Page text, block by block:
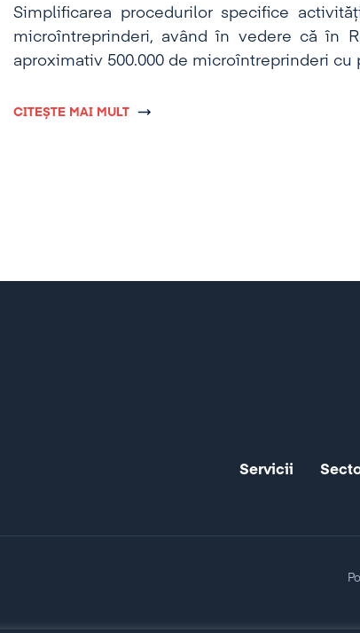
Simplificarea procedurilor specifice
microîntreprinderi, având în vedere că în
aproximativ 500.000 de microîntreprinderi cu
CITEȘTE MAI MULT
Servicii